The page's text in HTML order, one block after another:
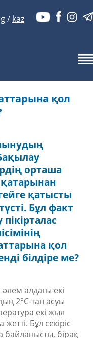
/ kaz
қол
орташа
қатысты
Бұл факт
қол
білдіре ме?
алдағы екі
2°C-тан асуы
екі жыл
жетті. Бұл секіріс
байланысты, бірақ